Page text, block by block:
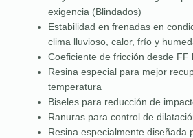
exigencia (Blindados)
Estabilidad en frenadas en
clima lluvioso, calor, frío y
Coeficiente de fricción desde FF
Resina especial para mejor
temperatura
Biseles para reducción de
Ranuras para control de
Resina especialmente diseñada